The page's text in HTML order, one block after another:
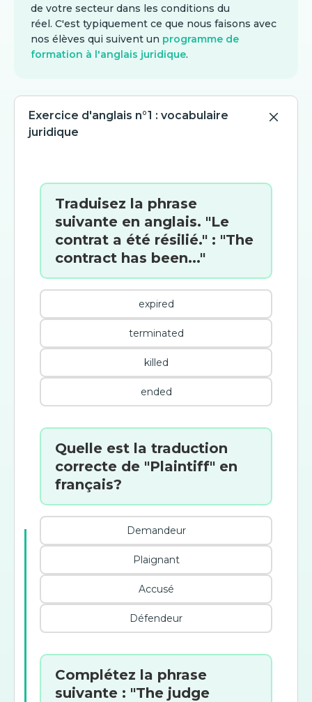
de votre secteur dans les conditions du
réel. C'est typiquement ce que nous faisons avec
nos élèves qui suivent un programme de
formation à l'anglais juridique.
Exercice d'anglais n°1 : vocabulaire
juridique
Traduisez la phrase
suivante en anglais. "Le
contrat a été résilié." : "The
contract has been..."
expired
terminated
killed
ended
Quelle est la traduction
correcte de "Plaintiff" en
français?
Demandeur
Plaignant
Accusé
Défendeur
Complétez la phrase
suivante : "The judge